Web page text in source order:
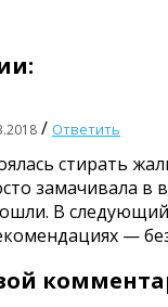
/ Ответить
стирать
замачивала в
В
—